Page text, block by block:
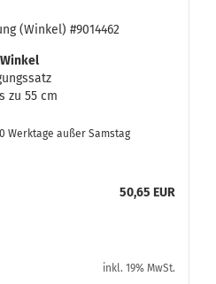
(Win­kel) #9014462
zu 55 cm
Werktage außer Samstag
50,65 EUR
inkl. 19% MwSt.